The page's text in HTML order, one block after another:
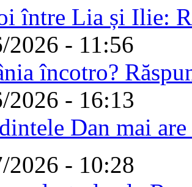
între Lia și Ilie:
2026 - 11:56
încotro?
2026 - 16:13
Dan mai
2026 - 10:28